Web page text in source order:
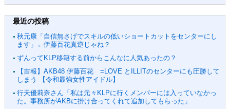
最近の投稿
秋元康「自信無さげでスキルの低いショートカットをセンターにし
ます」←伊藤百花真逆じゃね？
ずんってKLP移籍する前からこんなに人気あったの？
【吉報】AKB48 伊藤百花 =LOVE とILLITのセンターにも圧勝して
しまう 【令和最強女性アイドル】
行天優莉奈さん「私は元々KLPに行くメンバーには入っていなかっ
た。事務所がAKBに掛け合ってくれて追加してもらった」